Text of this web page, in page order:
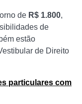
de R$ 1.800,
de
estão
de Direito
particulares com